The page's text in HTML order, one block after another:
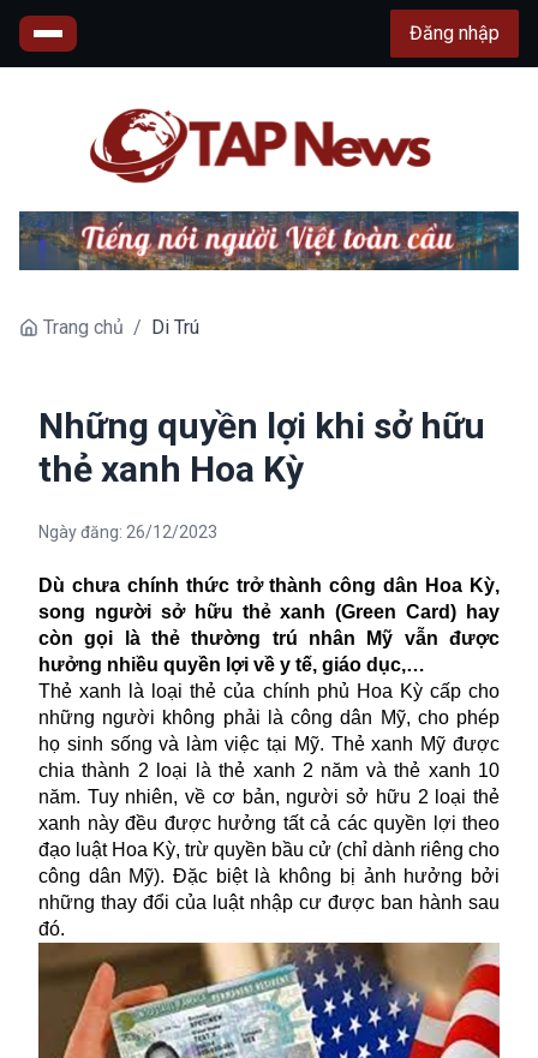
Đăng nhập
Trang chủ / Di Trú
Những quyền lợi khi sở hữu
thẻ xanh Hoa Kỳ
Ngày đăng: 26/12/2023
Dù chưa chính thức trở thành công dân Hoa Kỳ,
song người sở hữu thẻ xanh (Green Card) hay
còn gọi là thẻ thường trú nhân Mỹ vẫn được
hưởng nhiều quyền lợi về y tế, giáo dục,…
Thẻ xanh là loại thẻ của chính phủ Hoa Kỳcấp cho
những người không phải là công dân Mỹ, cho phép
họ sinh sống và làm việc tại Mỹ. Thẻ xanh Mỹ được
chia thành 2 loại là thẻ xanh 2 năm và thẻ xanh 10
năm. Tuy nhiên, về cơ bản, người sở hữu 2 loại thẻ
xanh này đều được hưởng tất cả các quyền lợi theo
đạo luật Hoa Kỳ, trừ quyền bầu cử (chỉ dành riêng cho
công dân Mỹ). Đặc biệt là không bị ảnh hưởng bởi
những thay đổi của luật nhập cư được ban hành sau
đó.